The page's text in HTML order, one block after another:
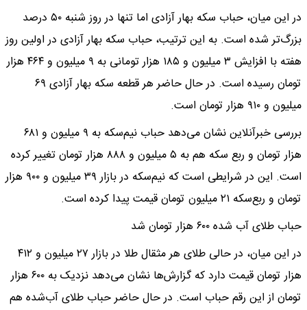
در این میان، حباب سکه بهار آزادی اما تنها در روز شنبه ۵۰ درصد
بزرگ‌تر شده است. به این ترتیب، حباب سکه بهار آزادی در اولین روز
هفته با افزایش ۳ میلیون و ۱۸۵ هزار تومانی به ۹ میلیون و ۴۶۴ هزار
تومان رسیده است. در حال حاضر هر قطعه سکه بهار آزادی ۶۹
میلیون و ۹۱۰ هزار تومان است.
بررسی خبرآنلاین نشان می‌دهد حباب نیم‌سکه به ۹ میلیون و ۶۸۱
هزار تومان و ربع سکه هم به ۵ میلیون و ۸۸۸ هزار تومان تغییر کرده
است. این در شرایطی است که نیم‌سکه در بازار ۳۹ میلیون و ۹۰۰ هزار
تومان و ربع‌سکه ۲۱ میلیون تومان قیمت پیدا کرده است.
حباب طلای آب شده ۶۰۰ هزار تومان شد
در این میان، در حالی طلای هر مثقال طلا در بازار ۲۷ میلیون و ۴۱۲
هزار تومان قیمت دارد که گزارش‌ها نشان می‌دهد نزدیک به ۶۰۰ هزار
تومان از این رقم حباب است. در حال حاضر حباب طلای آب‌شده هم